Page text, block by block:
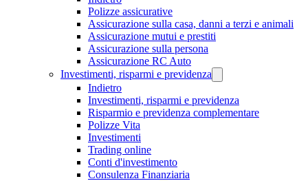
Polizze assicurative
Assicurazione sulla casa, danni a terzi e animali
Assicurazione mutui e prestiti
Assicurazione sulla persona
Assicurazione RC Auto
Investimenti, risparmi e previdenza
Indietro
Investimenti, risparmi e previdenza
Risparmio e previdenza complementare
Polizze Vita
Investimenti
Trading online
Conti d'investimento
Consulenza Finanziaria